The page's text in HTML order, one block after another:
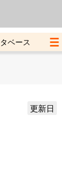
ベース
更新日